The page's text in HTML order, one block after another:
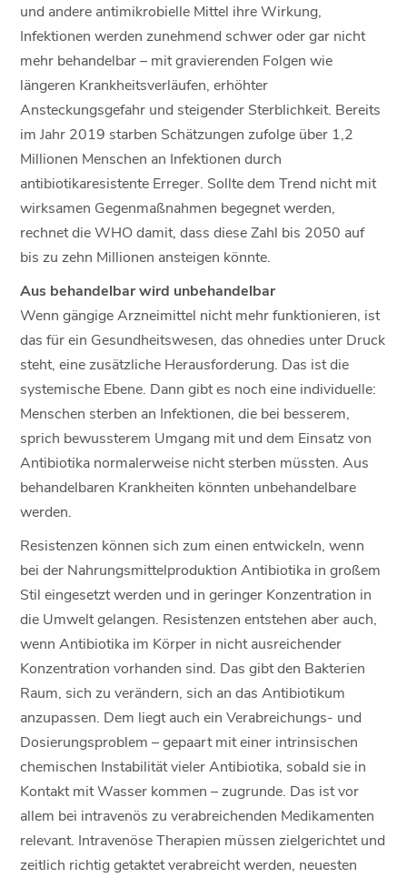
und andere antimikrobielle Mittel ihre Wirkung,
Infektionen werden zunehmend schwer oder gar nicht
mehr behandelbar – mit gravierenden Folgen wie
längeren Krankheitsverläufen, erhöhter
Ansteckungsgefahr und steigender Sterblichkeit. Bereits
im Jahr 2019 starben Schätzungen zufolge über 1,2
Millionen Menschen an Infektionen durch
antibiotikaresistente Erreger. Sollte dem Trend nicht mit
wirksamen Gegenmaßnahmen begegnet werden,
rechnet die WHO damit, dass diese Zahl bis 2050 auf
bis zu zehn Millionen ansteigen könnte.
Aus behandelbar wird unbehandelbar
Wenn gängige Arzneimittel nicht mehr funktionieren, ist
das für ein Gesundheitswesen, das ohnedies unter Druck
steht, eine zusätzliche Herausforderung. Das ist die
systemische Ebene. Dann gibt es noch eine individuelle:
Menschen sterben an Infektionen, die bei besserem,
sprich bewussterem Umgang mit und dem Einsatz von
Antibiotika normalerweise nicht sterben müssten. Aus
behandelbaren Krankheiten könnten unbehandelbare
werden.
Resistenzen können sich zum einen entwickeln, wenn
bei der Nahrungsmittelproduktion Antibiotika in großem
Stil eingesetzt werden und in geringer Konzentration in
die Umwelt gelangen. Resistenzen entstehen aber auch,
wenn Antibiotika im Körper in nicht ausreichender
Konzentration vorhanden sind. Das gibt den Bakterien
Raum, sich zu verändern, sich an das Antibiotikum
anzupassen. Dem liegt auch ein Verabreichungs- und
Dosierungsproblem – gepaart mit einer intrinsischen
chemischen Instabilität vieler Antibiotika, sobald sie in
Kontakt mit Wasser kommen – zugrunde. Das ist vor
allem bei intravenös zu verabreichenden Medikamenten
relevant. Intravenöse Therapien müssen zielgerichtet und
zeitlich richtig getaktet verabreicht werden, neuesten